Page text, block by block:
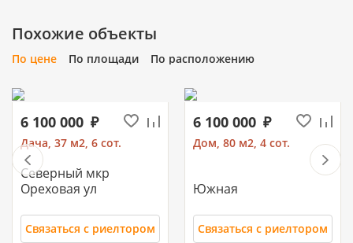
Похожие объекты
По цене По площади По расположению
6 100 000
Дача, 37 м2, 6 сот.
Северный мкр
Ореховая ул
Связаться с риелтором
6 100 000
Дом, 80 м2, 4 сот.
Южная
Связаться с риелтором